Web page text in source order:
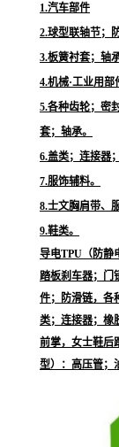
1.汽车部件
2.球型联轴节；
3.板簧衬套；轴
4.机械·工业用部
5.各种齿轮；密
套；轴承。
6.盖类；连接器
7.服饰辅料。
8.士文胸肩带、
9.鞋类。
导电TPU（防静
踏板刹车器；门
件；防滑链，各
类；连接器；橡
前掌，女士鞋后
型）：高压管；